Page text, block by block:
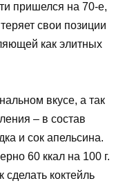
пришелся на 70-е,
свои позиции
как элитных
вкусе, а так
– в состав
и сок апельсина.
60 ккал на 100 г.
коктейль